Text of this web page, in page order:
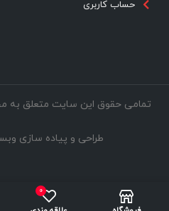
حساب کاربری
تمامی حقوق این سایت متعلق به
طراحی و پیاده سازی
0